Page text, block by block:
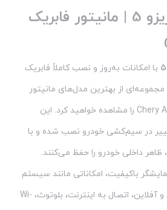
خرید مانیتور آریزو 5 | مانیتور فابریک
با امکانات به‌روز و نصب کاملاً فابریک
هستید، در Power Vision مجموعه‌ای از بهترین مدل‌های مانیتور
مخصوص خودروی Chery Arrizo 5 را مشاهده خواهید کرد. این
در سیم‌کشی خودرو نصب شده و با
ظاهر داخلی خودرو را حفظ می‌کنند.
5 علاوه بر نمایشگر باکیفیت، امکاناتی مانند سیستم
عامل اندروید، GPS آنلاین و آفلاین، اتصال به اینترنت، بلوتوث، Wi-